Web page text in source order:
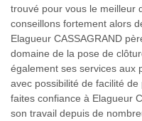
trouvé pour vous le meilleur
conseillons fortement alors
Elagueur CASSAGRAND
domaine de la pose de
également ses services aux
avec possibilité de facilité de
faites confiance à Elagueur
son travail depuis de